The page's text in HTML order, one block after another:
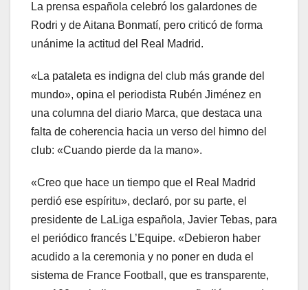
La prensa española celebró los galardones de
Rodri y de Aitana Bonmatí, pero criticó de forma
unánime la actitud del Real Madrid.
«La pataleta es indigna del club más grande del
mundo», opina el periodista Rubén Jiménez en
una columna del diario Marca, que destaca una
falta de coherencia hacia un verso del himno del
club: «Cuando pierde da la mano».
«Creo que hace un tiempo que el Real Madrid
perdió ese espíritu», declaró, por su parte, el
presidente de LaLiga española, Javier Tebas, para
el periódico francés L’Equipe. «Debieron haber
acudido a la ceremonia y no poner en duda el
sistema de France Football, que es transparente,